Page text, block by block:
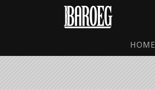
HOME